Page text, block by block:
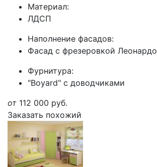
Материал:
ЛДСП
Наполнение фасадов:
Фасад с фрезеровкой Леонардо
Фурнитура:
"Boyard" с доводчиками
от 112 000 руб.
Заказать похожий